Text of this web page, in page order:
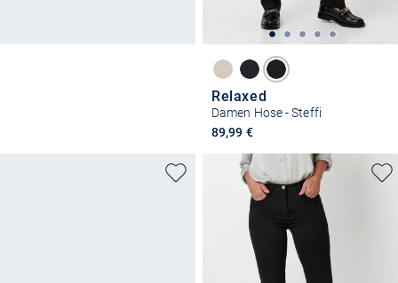
Relaxed
Damen Hose - Steffi
89,99 €